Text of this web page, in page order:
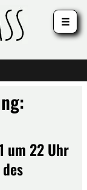
um 22 Uhr
☰